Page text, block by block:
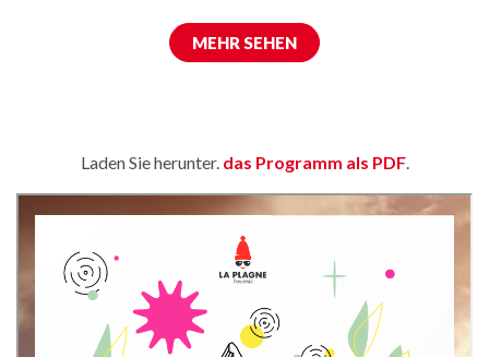
MEHR SEHEN
Laden Sie herunter. das Programm als PDF.